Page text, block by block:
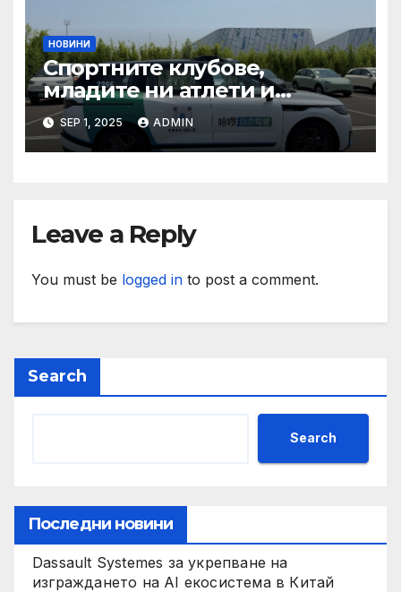
НОВИНИ
Спортните клубове,
младите ни атлети и
техните треньори имат
нужда от нашата подкрепа
и ние ще им я осигурим
SEP 1, 2025 ADMIN
Leave a Reply
You must be logged in to post a comment.
Search
Search
Последни новини
Dassault Systemes за укрепване на
изграждането на AI екосистема в Китай